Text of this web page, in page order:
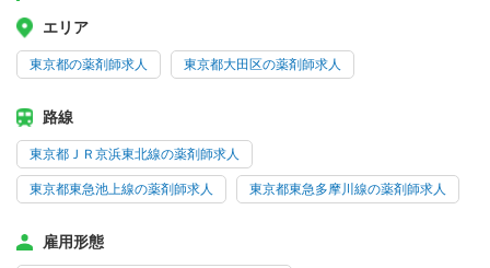
エリア
東京都の薬剤師求人 東京都大田区の薬剤師求人
路線
東京都ＪＲ京浜東北線の薬剤師求人
東京都東急池上線の薬剤師求人 東京都東急多摩川線の薬剤師求人
雇用形態